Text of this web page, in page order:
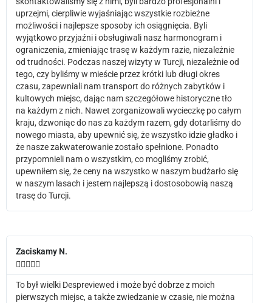
uprzejmi, cierpliwie wyjaśniając wszystkie rozbieżne
możliwości i najlepsze sposoby ich osiągnięcia. Byli
wyjątkowo przyjaźni i obsługiwali nasz harmonogram i
ograniczenia, zmieniając trasę w każdym razie, niezależnie
od trudności. Podczas naszej wizyty w Turcji, niezależnie od
tego, czy byliśmy w mieście przez krótki lub długi okres
czasu, zapewniali nam transport do różnych zabytków i
kultowych miejsc, dając nam szczegółowe historyczne tło
na każdym z nich. Nawet zorganizowali wycieczkę po całym
kraju, dzwoniąc do nas za każdym razem, gdy dotarliśmy do
nowego miasta, aby upewnić się, że wszystko idzie gładko i
że nasze zakwaterowanie zostało spełnione. Ponadto
przypomnieli nam o wszystkim, co mogliśmy zrobić,
upewniłem się, że ceny na wszystko w naszym budżarło się
w naszym lasach i jestem najlepszą i dostosobowią naszą
trasę do Turcji.
Zaciskamy N.

To był wielki Despreviewed i może być dobrze z moich
pierwszych miejsc, a także zwiedzanie w czasie, nie można